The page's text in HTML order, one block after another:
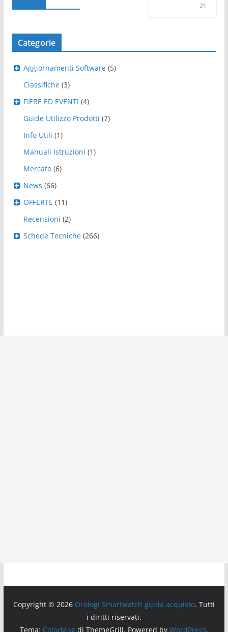
21
Categorie
Aggiornamenti Software (5)
Classifiche (3)
FIERE ED EVENTI (4)
Guide Utilizzo Prodotti (7)
Info Utili (1)
Manuali Istruzioni (1)
Mercato (6)
News (66)
OFFERTE (11)
Recensioni (2)
Schede Tecniche (266)
Copyright © 2026 Orologi Smartwatch guida acquisto. Tutti
i diritti riservati.
Tema: ColorMagdi ThemeGrill. Powered by WordPress.